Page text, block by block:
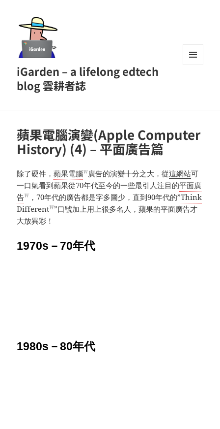
iGarden – a lifelong edtech
blog 雲耕者誌
蘋果電腦演變(Apple Computer
History) (4) – 平面廣告篇
除了硬件，蘋果電腦W廣告的演變十分之大，從這網站可
一口氣看到蘋果從70年代至今的一些最引人注目的平面廣
告W ，70年代的廣告都是字多圖少，直到90年代的”Think
DifferentW”口號加上用上很多名人，蘋果的平面廣告才
大放異彩！
1970s－70年代
1980s －80年代